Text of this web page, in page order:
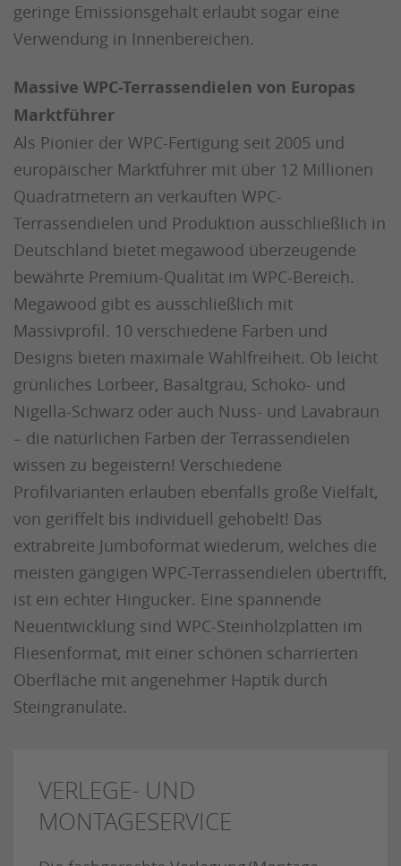
geringe Emissionsgehalt erlaubt sogar eine
Verwendung in Innenbereichen.
Massive WPC-Terrassendielen von Europas
Marktführer
Als Pionier der WPC-Fertigung seit 2005 und
europäischer Marktführer mit über 12 Millionen
Quadratmetern an verkauften WPC-
Terrassendielen und Produktion ausschließlich in
Deutschland bietet megawood überzeugende
bewährte Premium-Qualität im WPC-Bereich.
Megawood gibt es ausschließlich mit
Massivprofil. 10 verschiedene Farben und
Designs bieten maximale Wahlfreiheit. Ob leicht
grünliches Lorbeer, Basaltgrau, Schoko- und
Nigella-Schwarz oder auch Nuss- und Lavabraun
– die natürlichen Farben der Terrassendielen
wissen zu begeistern! Verschiedene
Profilvarianten erlauben ebenfalls große Vielfalt,
von geriffelt bis individuell gehobelt! Das
extrabreite Jumboformat wiederum, welches die
meisten gängigen WPC-Terrassendielen übertrifft,
ist ein echter Hingucker. Eine spannende
Neuentwicklung sind WPC-Steinholzplatten im
Fliesenformat, mit einer schönen scharrierten
Oberfläche mit angenehmer Haptik durch
Steingranulate.
VERLEGE- UND
MONTAGESERVICE